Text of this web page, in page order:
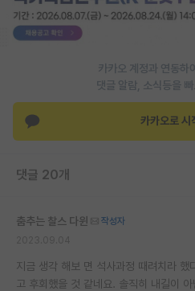
카카오 계정과 연동하
댓글 알람, 소식등을
카카오로 시
댓글 20개
춤추는 찰스 다윈
작성자
지금 생각 해보 면 석사과정 때려치라 했
고 후회했을 것 같네요. 솔직히 내길이